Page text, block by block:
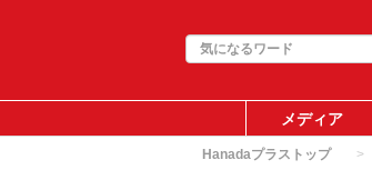
メディア
Hanadaプラストップ